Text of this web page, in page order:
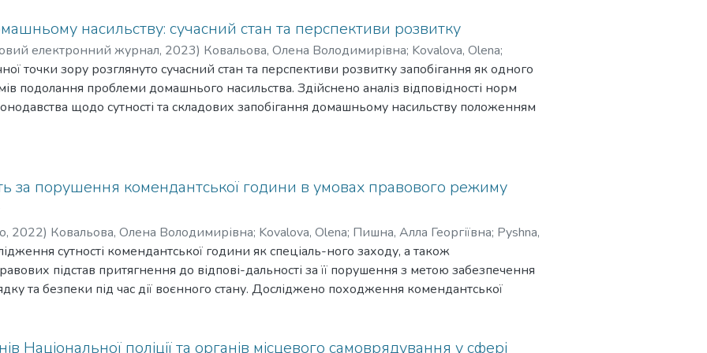
насильству: сучасний стан та перспективи розвитку
електронний журнал, 2023) Ковальова, Олена Володимирівна; Kovalova, Olena;
Ігорівна;Berendieieva, Anastasiia
точки зору розглянуто сучасний стан та перспективи розвитку запобігання як одного
подолання проблеми домашнього насильства. Здійснено аналіз відповідності норм
щодо сутності та складових запобігання домашньому насильству положенням
поки що не знайшли своє відображення в національних нормах права, зокрема
та участь приватного сектора. Наголошено на доцільності вивчення закордонного
запобігання домашньому насильству. З врахуванням результатів проведених
експерименту «Що обереш ти?» та моніторингу стану висвітлення інформації,
домашньому насильству, в м. Одеса розглянуто стан практичної реалізації
та підготовки спеціалістів як складових запобігання домашньому насильству. Серед
запобігання домашньому насильству визначено доцільність використання
(постраждалі особи, кривдники, свідки); удосконалення підготовки спеціалістів,
за порушення комендантської години в умовах правового режиму
, 2022) Ковальова, Олена Володимирівна; Kovalova, Olena; Пишна, Алла Георгіївна; Pyshna,
сутності комендантської години як спеціаль-ного заходу, а також
підстав притягнення до відпові-дальності за її порушення з метою забезпечення
та безпеки під час дії воєнного стану. Досліджено походження комендантської
використовується як спеціальний захід як в мирний час, так і під час введення
воєнного стану. Застосування комендантської години в мирний час переважно
Національної поліції та органів місцевого самоврядування у сфері